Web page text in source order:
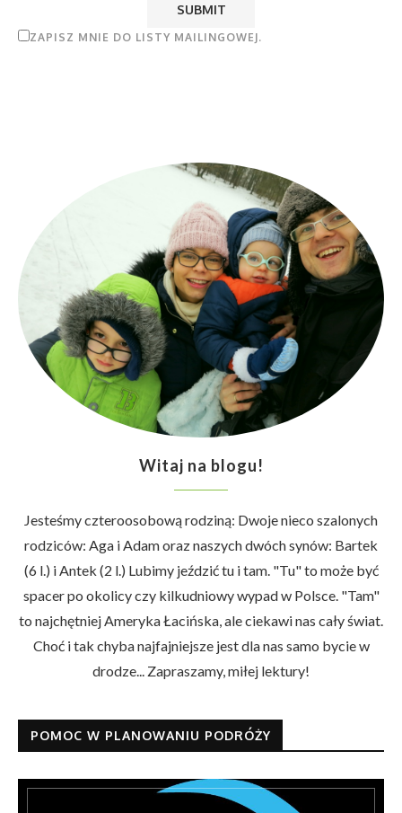
ZAPISZ MNIE DO LISTY MAILINGOWEJ.
Witaj na blogu!
Jesteśmy czteroosobową rodziną: Dwoje nieco szalonych
rodziców: Aga i Adam oraz naszych dwóch synów: Bartek
(6 l.) i Antek (2 l.) Lubimy jeździć tu i tam. "Tu" to może być
spacer po okolicy czy kilkudniowy wypad w Polsce. "Tam"
to najchętniej Ameryka Łacińska, ale ciekawi nas cały świat.
Choć i tak chyba najfajniejsze jest dla nas samo bycie w
drodze... Zapraszamy, miłej lektury!
POMOC W PLANOWANIU PODRÓŻY